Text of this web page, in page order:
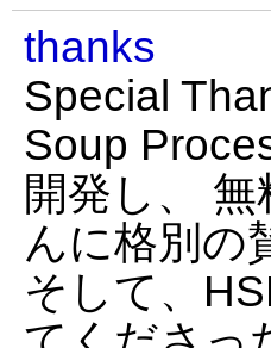
thanks
Special
Soup
開発し、
んに格別の
そして、